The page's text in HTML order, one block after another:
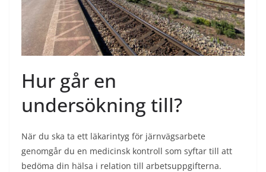
Hur går en
undersökning till?
När du ska ta ett läkarintyg för järnvägsarbete
genomgår du en medicinsk kontroll som syftar till att
bedöma din hälsa i relation till arbetsuppgifterna.